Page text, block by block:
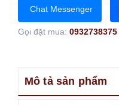
Chat Messenger
Gọi đặt mua: 0932738375
Mô tả sản phẩm